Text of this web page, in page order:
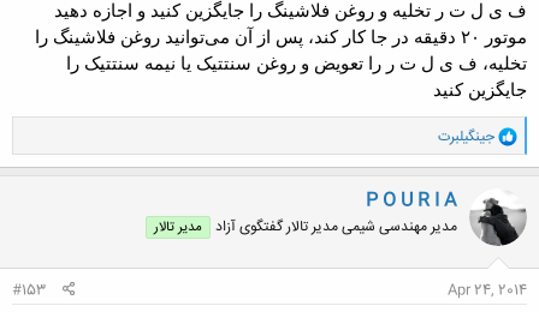
ف ی ل ت ر تخلیه و روغن فلاشینگ را جایگزین کنید و اجازه دهید
موتور ۲۰ دقیقه در جا کار کند، پس از آن می‌توانید روغن فلاشینگ را
تخلیه، ف ی ل ت ر را تعویض و روغن سنتتیک یا نیمه سنتتیک را
جایگزین کنید
و
ا
ک
ش
ه
ا
جینگیلبرت
P O U R I A
مدیر مهندسی شیمی مدیر تالار گفتگوی آزاد مدیر تالار
Apr 24, 2014
#153